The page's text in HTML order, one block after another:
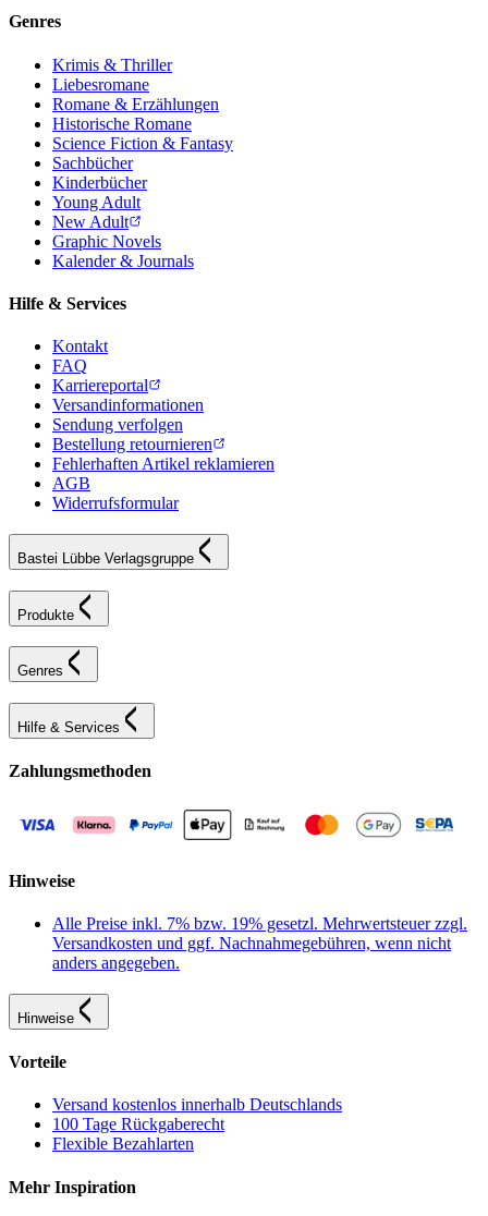
Genres
Krimis & Thriller
Liebesromane
Romane & Erzählungen
Historische Romane
Science Fiction & Fantasy
Sachbücher
Kinderbücher
Young Adult
New Adult
Graphic Novels
Kalender & Journals
Hilfe & Services
Kontakt
FAQ
Karriereportal
Versandinformationen
Sendung verfolgen
Bestellung retournieren
Fehlerhaften Artikel reklamieren
AGB
Widerrufsformular
Bastei Lübbe Verlagsgruppe
Produkte
Genres
Hilfe & Services
Zahlungsmethoden
Hinweise
Alle Preise inkl. 7% bzw. 19% gesetzl. Mehrwertsteuer zzgl.
Versandkosten und ggf. Nachnahmegebühren, wenn nicht
anders angegeben.
Hinweise
Vorteile
Versand kostenlos innerhalb Deutschlands
100 Tage Rückgaberecht
Flexible Bezahlarten
Mehr Inspiration